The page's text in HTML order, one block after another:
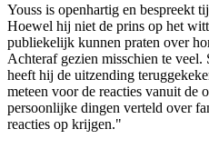
Youss is openhartig en bespreekt
Hoewel hij niet de prins op het
publiekelijk kunnen praten over
Achteraf gezien misschien te veel.
heeft hij de uitzending
meteen voor de reacties vanuit de
persoonlijke dingen verteld over
reacties op krijgen."